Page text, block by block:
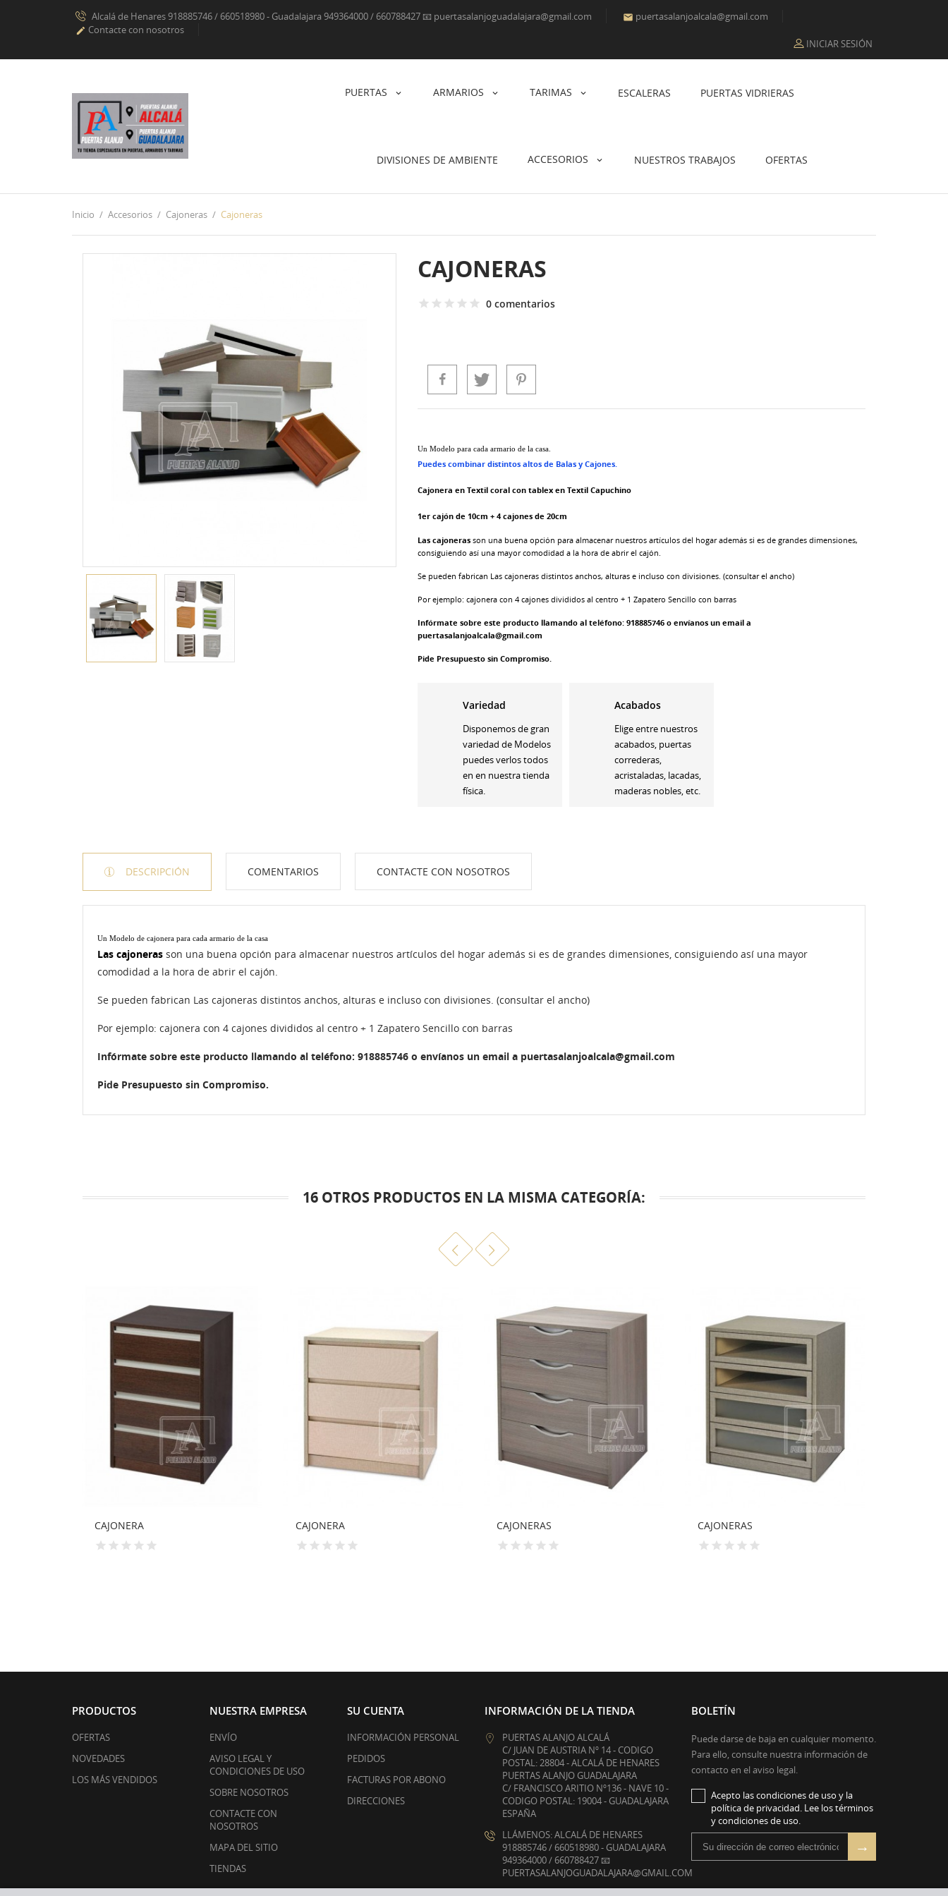
Alcalá de Henares 918885746 / 660518980 - Guadalajara 949364000 / 660788427 📧 puertasalanjoguadalajara@gmail.com  puertasalanjoalcala@gmail.com
 Contacte con nosotros
INICIAR SESIÓN
PUERTAS ARMARIOS TARIMAS ESCALERAS PUERTAS VIDRIERAS
DIVISIONES DE AMBIENTE ACCESORIOS NUESTROS TRABAJOS OFERTAS
Inicio Accesorios Cajoneras Cajoneras
CAJONERAS
0 comentarios
Un Modelo para cada armario de la casa.
Puedes combinar distintos altos de Balas y Cajones.
Cajonera en Textil coral con tablex en Textil Capuchino
1er cajón de 10cm + 4 cajones de 20cm
Las cajoneras son una buena opción para almacenar nuestros artículos del hogar además si es de grandes dimensiones,
consiguiendo así una mayor comodidad a la hora de abrir el cajón.
Se pueden fabrican Las cajoneras distintos anchos, alturas e incluso con divisiones. (consultar el ancho)
Por ejemplo: cajonera con 4 cajones divididos al centro + 1 Zapatero Sencillo con barras
Infórmate sobre este producto llamando al teléfono: 918885746 o envíanos un email a
puertasalanjoalcala@gmail.com
Pide Presupuesto sin Compromiso.
Variedad
Disponemos de gran
variedad de Modelos
puedes verlos todos
en en nuestra tienda
física.
Acabados
Elige entre nuestros
acabados, puertas
correderas,
acristaladas, lacadas,
maderas nobles, etc.
DESCRIPCIÓN COMENTARIOS CONTACTE CON NOSOTROS
Un Modelo de cajonera para cada armario de la casa
Las cajoneras son una buena opción para almacenar nuestros artículos del hogar además si es de grandes dimensiones, consiguiendo así una mayor
comodidad a la hora de abrir el cajón.
Se pueden fabrican Las cajoneras distintos anchos, alturas e incluso con divisiones. (consultar el ancho)
Por ejemplo: cajonera con 4 cajones divididos al centro + 1 Zapatero Sencillo con barras
Infórmate sobre este producto llamando al teléfono: 918885746 o envíanos un email a puertasalanjoalcala@gmail.com
Pide Presupuesto sin Compromiso.
16 OTROS PRODUCTOS EN LA MISMA CATEGORÍA:
CAJONERA CAJONERAS CAJONERAS CAJONERA
PRODUCTOS
OFERTAS
NOVEDADES
LOS MÁS VENDIDOS
NUESTRA EMPRESA
ENVÍO
AVISO LEGAL Y
CONDICIONES DE USO
SOBRE NOSOTROS
CONTACTE CON
NOSOTROS
MAPA DEL SITIO
TIENDAS
SU CUENTA
INFORMACIÓN PERSONAL
PEDIDOS
FACTURAS POR ABONO
DIRECCIONES
INFORMACIÓN DE LA TIENDA
PUERTAS ALANJO ALCALÁ
C/ JUAN DE AUSTRIA Nº 14 - CODIGO
POSTAL: 28804 - ALCALÁ DE HENARES
PUERTAS ALANJO GUADALAJARA
C/ FRANCISCO ARITIO Nº136 - NAVE 10 -
CODIGO POSTAL: 19004 - GUADALAJARA
ESPAÑA
LLÁMENOS: ALCALÁ DE HENARES
918885746 / 660518980 - GUADALAJARA
949364000 / 660788427 📧
PUERTASALANJOGUADALAJARA@GMAIL.COM
BOLETÍN
Puede darse de baja en cualquier momento.
Para ello, consulte nuestra información de
contacto en el aviso legal.
Acepto las condiciones de uso y la
política de privacidad. Lee los términos
y condiciones de uso.